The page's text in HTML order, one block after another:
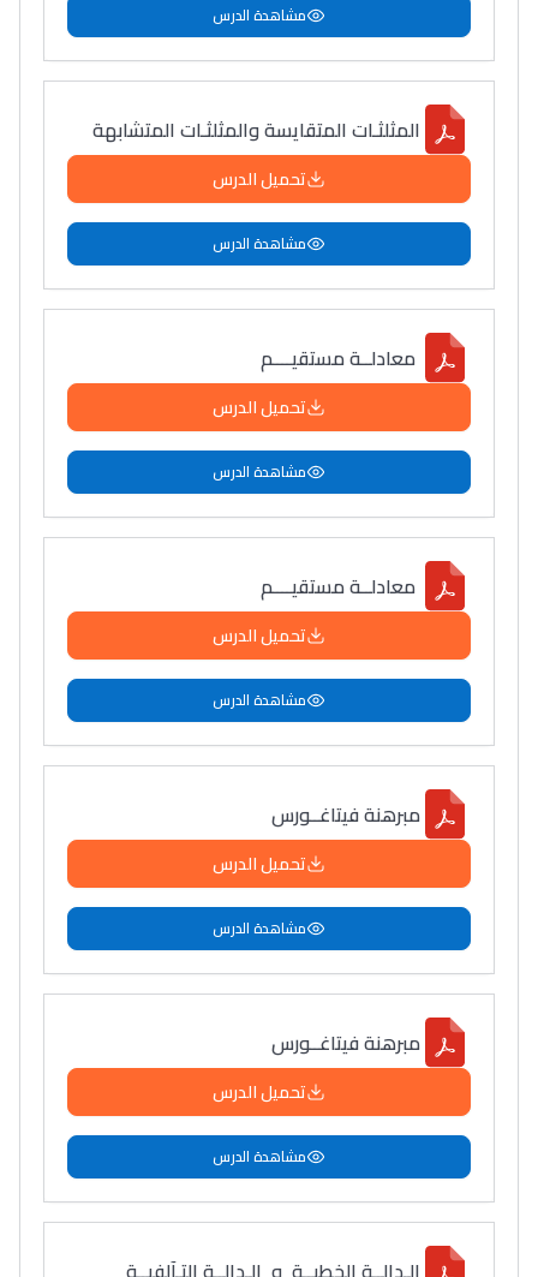
مشاهدة الدرس
المثلثـات المتقايسة والمثلثـات المتشابهة
تحميل الدرس
مشاهدة الدرس
معادلــة مستقيــــم
تحميل الدرس
مشاهدة الدرس
معادلــة مستقيــــم
تحميل الدرس
مشاهدة الدرس
مبرهنة فيتاغــورس
تحميل الدرس
مشاهدة الدرس
مبرهنة فيتاغــورس
تحميل الدرس
مشاهدة الدرس